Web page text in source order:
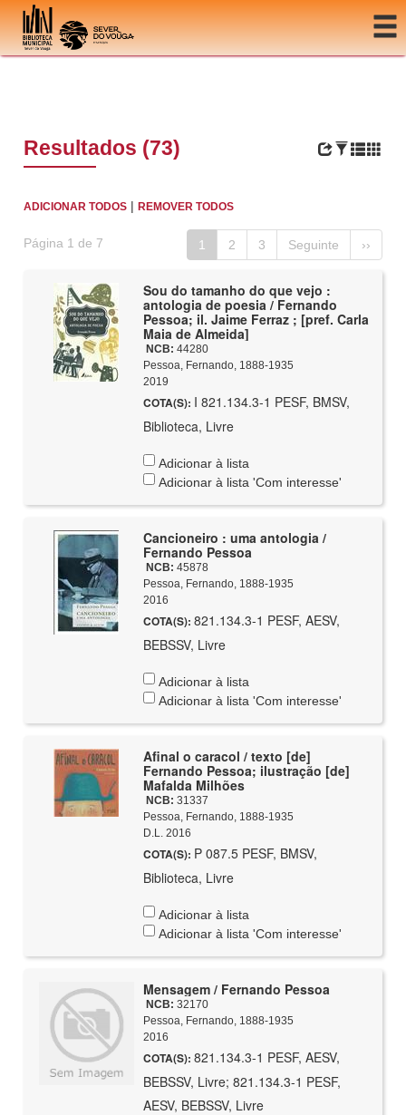
Ir para o conteúdo
Resultados (73)
ADICIONAR TODOS |REMOVER TODOS
Página 1 de 7 1 2 3 Seguinte ››
Sou do tamanho do que vejo :
antologia de poesia / Fernando
Pessoa; il. Jaime Ferraz ; [pref. Carla
Maia de Almeida]
NCB: 44280
Pessoa, Fernando, 1888-1935
2019
COTA(S): I 821.134.3-1 PESF, BMSV,
Biblioteca, Livre
Adicionar à lista
Adicionar à lista 'Com interesse'
Cancioneiro : uma antologia /
Fernando Pessoa
NCB: 45878
Pessoa, Fernando, 1888-1935
2016
COTA(S): 821.134.3-1 PESF, AESV,
BEBSSV, Livre
Adicionar à lista
Adicionar à lista 'Com interesse'
Afinal o caracol / texto [de]
Fernando Pessoa; ilustração [de]
Mafalda Milhões
NCB: 31337
Pessoa, Fernando, 1888-1935
D.L. 2016
COTA(S): P 087.5 PESF, BMSV,
Biblioteca, Livre
Adicionar à lista
Adicionar à lista 'Com interesse'
Mensagem / Fernando Pessoa
NCB: 32170
Pessoa, Fernando, 1888-1935
2016
COTA(S): 821.134.3-1 PESF, AESV,
BEBSSV, Livre; 821.134.3-1 PESF,
AESV, BEBSSV, Livre